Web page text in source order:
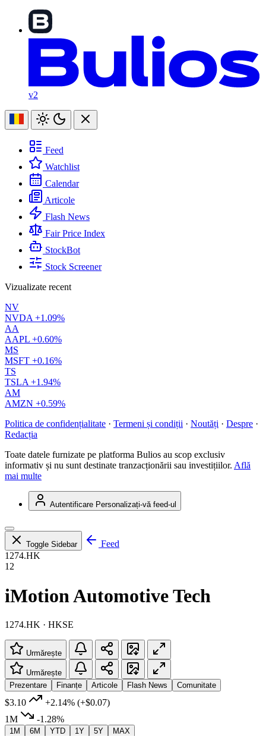
v2
Feed
Watchlist
Calendar
Articole
Flash News
Fair Price Index
StockBot
Stock Screener
Vizualizate recent
NV
NVDA +1.09%
AA
AAPL +0.60%
MS
MSFT +0.16%
TS
TSLA +1.94%
AM
AMZN +0.59%
Politica de confidențialitate · Termeni și condiții · Noutăți · Despre ·
Redacția
Toate datele furnizate pe platforma Bulios au scop exclusiv
informativ și nu sunt destinate tranzacționării sau investițiilor. Află
mai multe
Autentificare Personalizați-vă feed-ul
Toggle Sidebar
Feed
1274.HK
12
iMotion Automotive Tech
1274.HK · HKSE
Urmărește
Urmărește
Prezentare
Finanțe Articole Flash News Comunitate
$3.10 +2.14% (+$0.07)
1M
-1.28%
1M 6M YTD 1Y 5Y MAX